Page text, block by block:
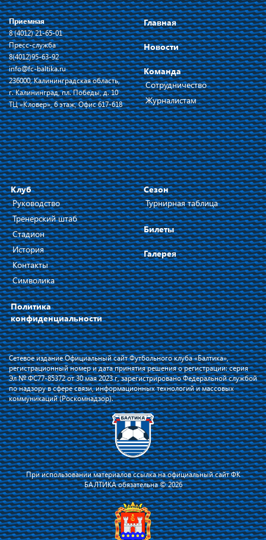
Приемная
8 (4012) 21-65-01
Пресс-служба
8(4012)95-63-92
info@fc-baltika.ru
236000, Калининградская область,
г. Калининград, пл. Победы, д. 10
ТЦ «Кловер», 6 этаж, Офис 617-618
Главная
Новости
Команда
Сотрудничество
Журналистам
Клуб
Руководство
Тренерский штаб
Стадион
История
Контакты
Символика
Политика
конфиденциальности
Сезон
Турнирная таблица
Билеты
Галерея
Сетевое издание Официальный сайт Футбольного клуба «Балтика»,
регистрационный номер и дата принятия решения о регистрации: серия
Эл № ФС77-85372 от 30 мая 2023 г, зарегистрировано Федеральной службой
по надзору в сфере связи, информационных технологий и массовых
коммуникаций (Роскомнадзор).
При использовании материалов ссылка на официальный сайт ФК
БАЛТИКА обязательна © 2026